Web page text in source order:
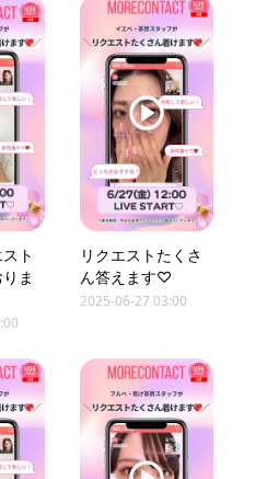
ト
ま
リクエストたくさ
ん答えます♡
2025-06-27 03:00